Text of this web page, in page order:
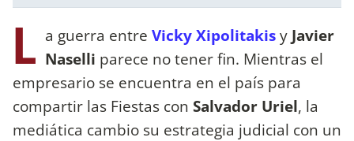
L a guerra entre Vicky Xipolitakisy Javier
Naselli parece no tener fin. Mientras el
empresario se encuentra en el país para
compartir las Fiestas con Salvador Uriel, la
mediática cambio su estrategia judicial con un